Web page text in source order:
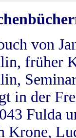
von
früher
in der
Fulda
Krone,